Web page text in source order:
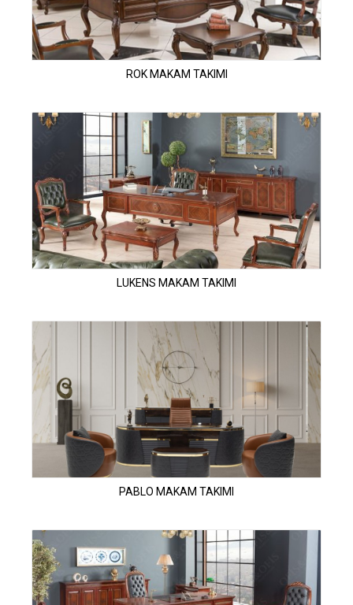
ROK MAKAM TAKIMI
LUKENS MAKAM TAKIMI
PABLO MAKAM TAKIMI